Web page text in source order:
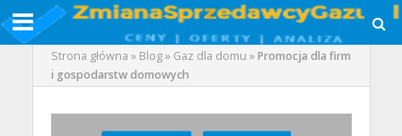
Strona główna » Blog» Gaz dla domu »Promocja dla firm
i gospodarstw domowych